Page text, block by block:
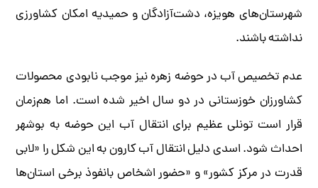
شهرستان‌های هویزه، دشت‌آزادگان و حمیدیه امکان کشاورزی
نداشته باشند.
عدم تخصیص آب در حوضه زهره نیز موجب نابودی محصولات
کشاورزان خوزستانی در دو سال اخیر شده است. اما هم‌زمان
قرار است تونلی عظیم برای انتقال آب این حوضه به بوشهر
احداث شود. اسدی دلیل انتقال آب کارون به این شکل را «لابی
قدرت در مرکز کشور» و «حضور اشخاص بانفوذ برخی استان‌ها